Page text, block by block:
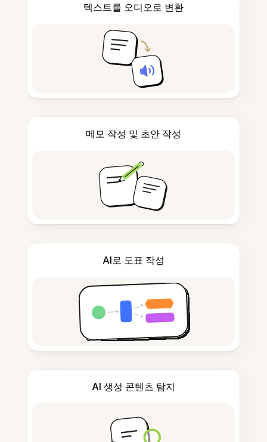
텍스트를 오디오로 변환
메모 작성 및 초안 작성
AI로 도표 작성
AI 생성 콘텐츠 탐지